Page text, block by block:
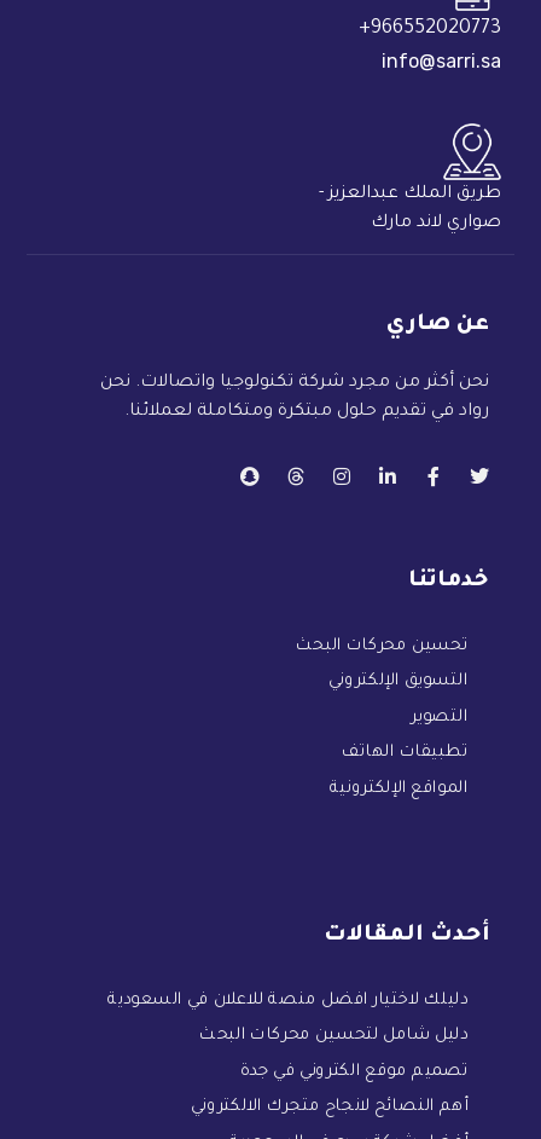
966552020773+
info@sarri.sa
طريق الملك عبدالعزيز -
صواري لاند مارك
عن صاري
نحن أكثر من مجرد شركة تكنولوجيا واتصالات. نحن
رواد في تقديم حلول مبتكرة ومتكاملة لعملائنا.
خدماتنا
تحسين محركات البحث
التسويق الإلكتروني
التصوير
تطبيقات الهاتف
المواقع الإلكترونية
أحدث المقالات
دليلك لاختيار افضل منصة للاعلان في السعودية
دليل شامل لتحسين محركات البحث
تصميم موقع الكتروني في جدة
أهم النصائح لانجاح متجرك الالكتروني